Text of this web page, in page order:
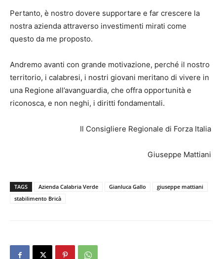
Pertanto, è nostro dovere supportare e far crescere la
nostra azienda attraverso investimenti mirati come
questo da me proposto.
Andremo avanti con grande motivazione, perché il nostro
territorio, i calabresi, i nostri giovani meritano di vivere in
una Regione all’avanguardia, che offra opportunità e
riconosca, e non neghi, i diritti fondamentali.
Il Consigliere Regionale di Forza Italia
Giuseppe Mattiani
TAGS Azienda Calabria Verde Gianluca Gallo
giuseppe mattiani
stabilimento Bricà